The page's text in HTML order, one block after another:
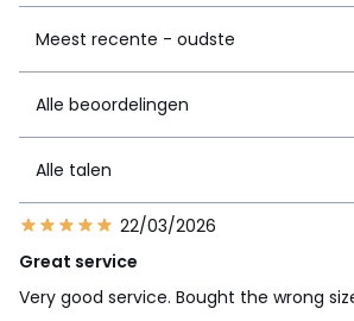
Meest recente - oudste
Alle beoordelingen
Alle talen
22/03/2026
Great service
Very good service. Bought the wrong